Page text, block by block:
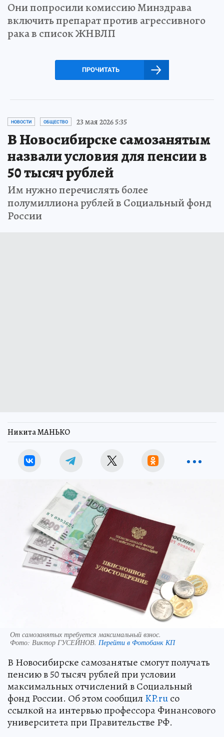
Они попросили комиссию Минздрава
включить препарат против агрессивного
рака в список ЖНВЛП
ПРОЧИТАТЬ
НОВОСТИ ОБЩЕСТВО 23 мая 2026 5:35
В Новосибирске самозанятым
назвали условия для пенсии в
50 тысяч рублей
Им нужно перечислять более
полумиллиона рублей в Социальный фонд
России
Никита МАНЬКО
От самозанятых требуется максимальный взнос.
Фото: Виктор ГУСЕЙНОВ. Перейти в Фотобанк КП
В Новосибирске самозанятые смогут получать
пенсию в 50 тысяч рублей при условии
максимальных отчислений в Социальный
фонд России. Об этом сообщил KP.ruсо
ссылкой на интервью профессора Финансового
университета при Правительстве РФ.